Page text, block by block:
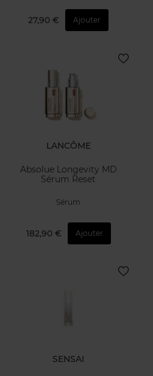
27,90 € Ajouter
LANCÔME
Absolue Longevity MD
Sérum Reset
Sérum
182,90 € Ajouter
SENSAI